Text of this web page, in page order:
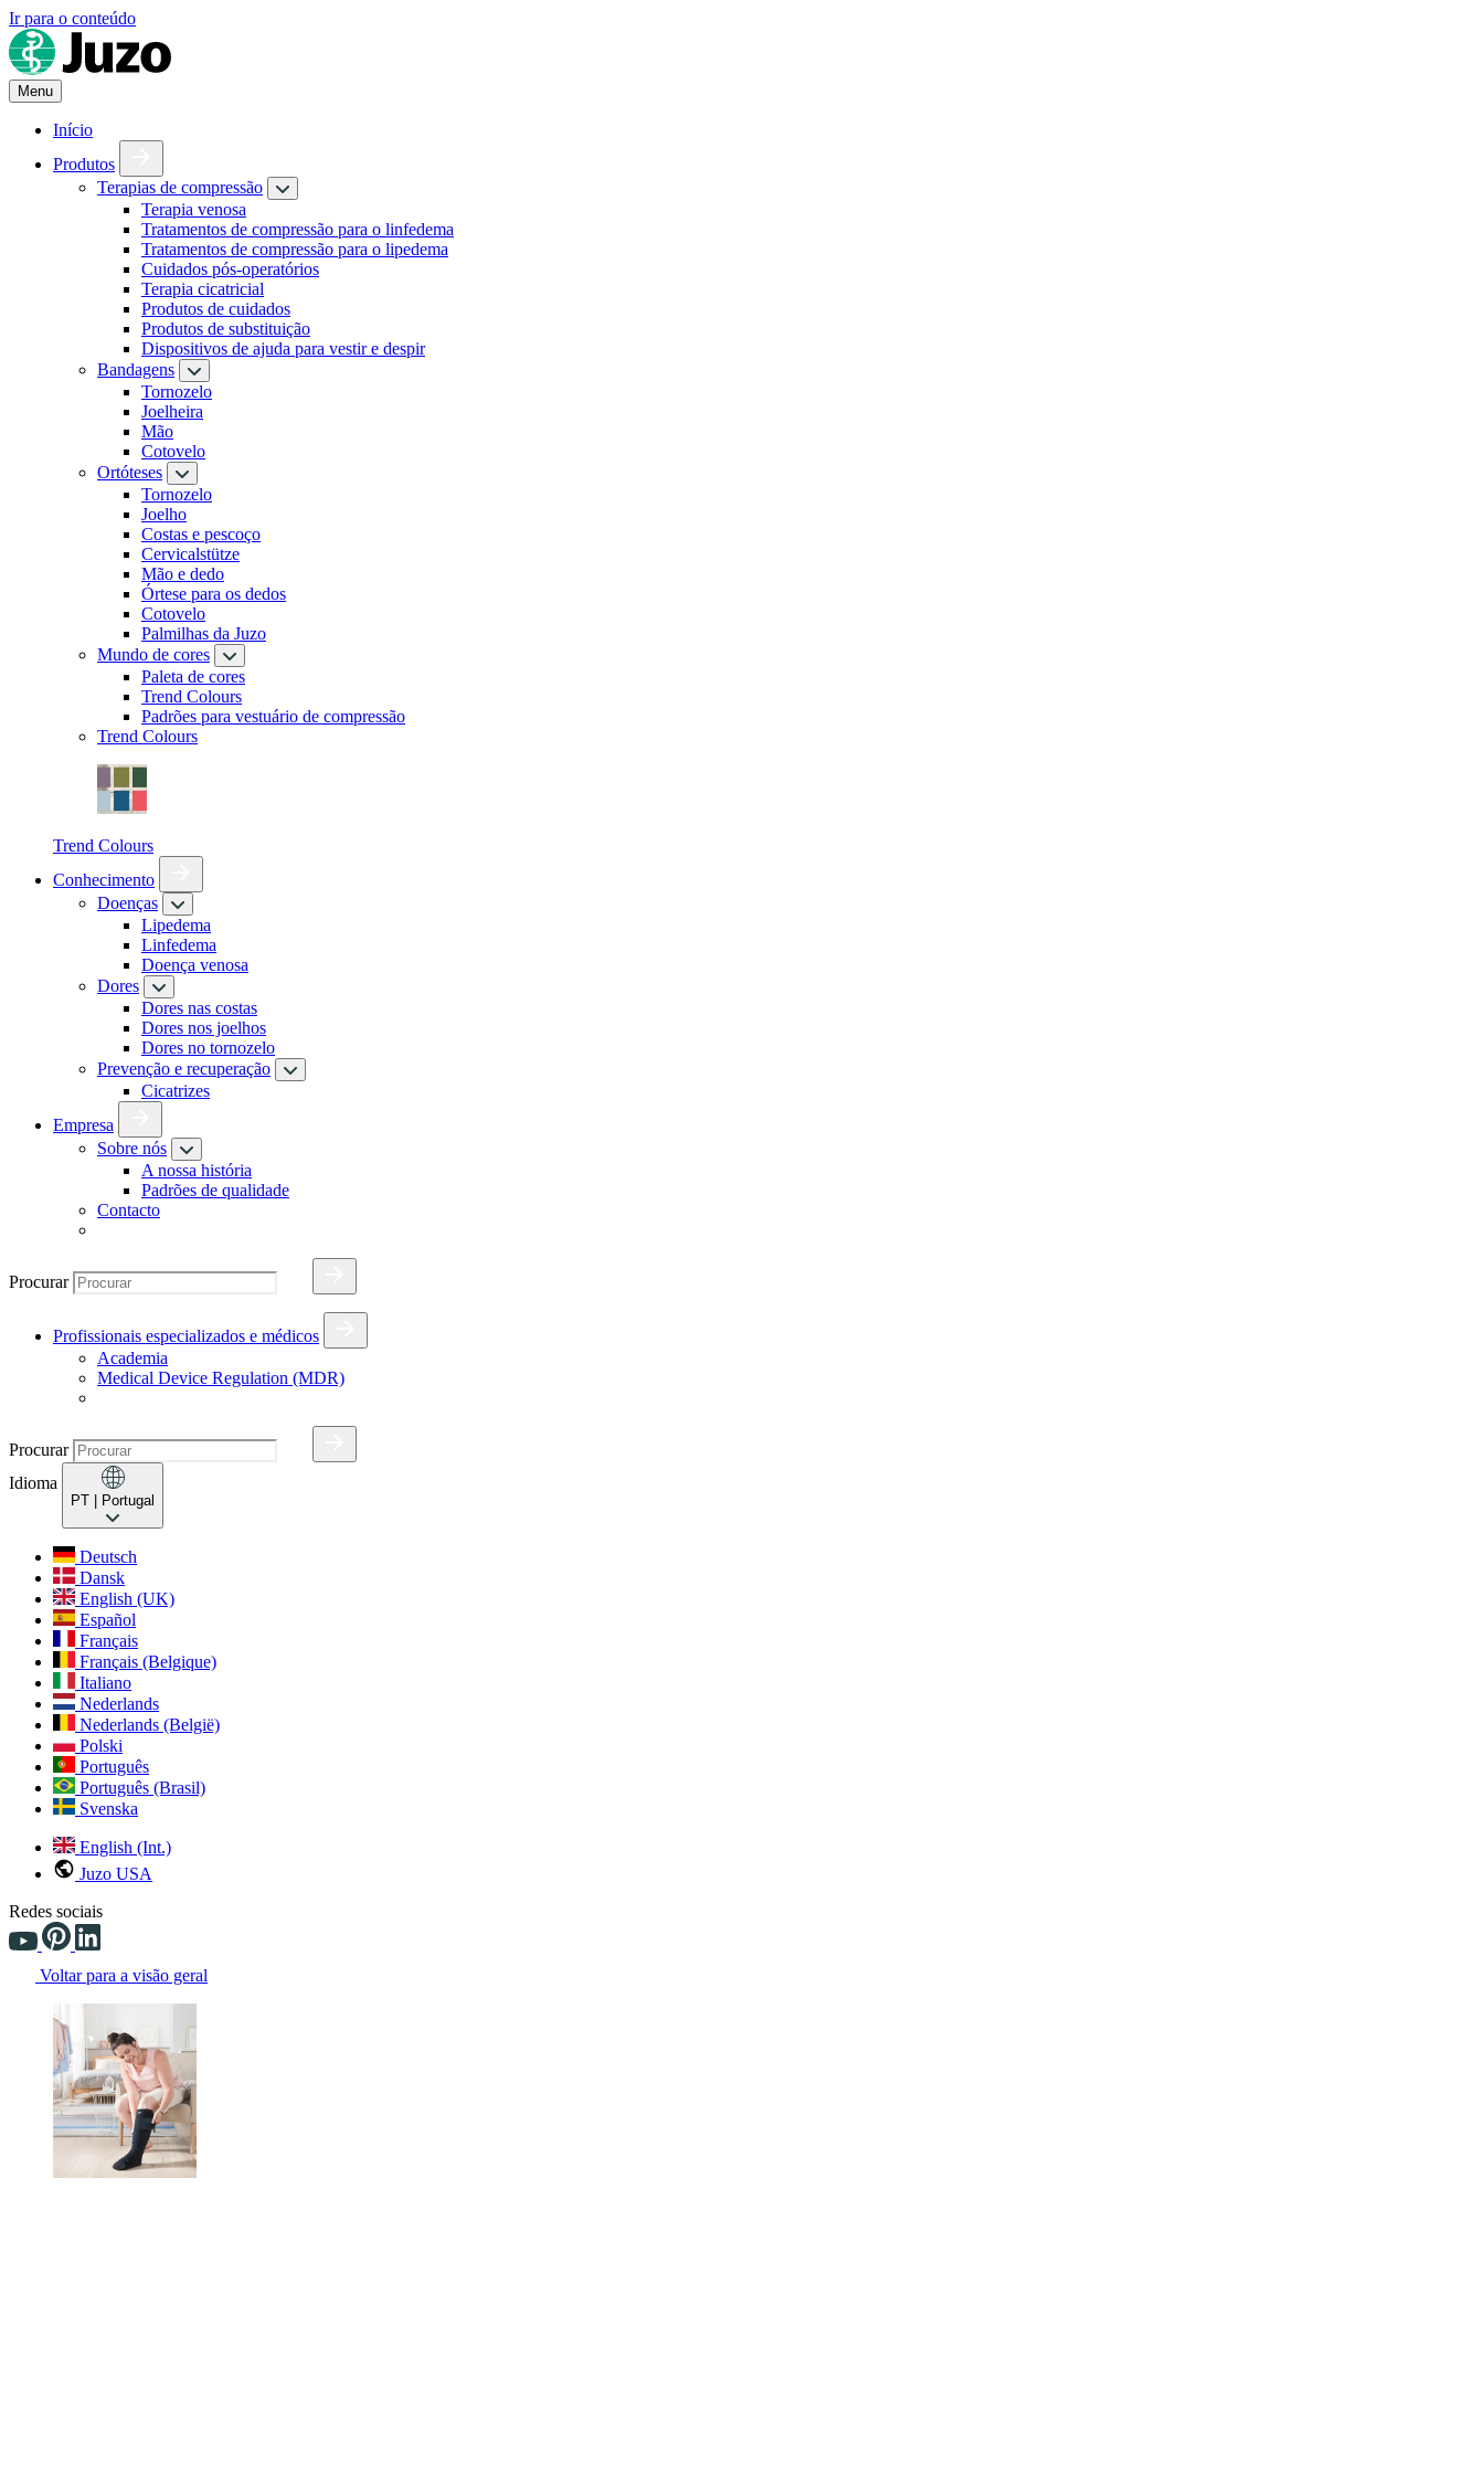
Ir para o conteúdo
Menu
Início
Produtos
Terapias de compressão
Terapia venosa
Tratamentos de compressão para o linfedema
Tratamentos de compressão para o lipedema
Cuidados pós-operatórios
Terapia cicatricial
Produtos de cuidados
Produtos de substituição
Dispositivos de ajuda para vestir e despir
Bandagens
Tornozelo
Joelheira
Mão
Cotovelo
Ortóteses
Tornozelo
Joelho
Costas e pescoço
Cervicalstütze
Mão e dedo
Órtese para os dedos
Cotovelo
Palmilhas da Juzo
Mundo de cores
Paleta de cores
Trend Colours
Padrões para vestuário de compressão
Trend Colours
Trend Colours
Conhecimento
Doenças
Lipedema
Linfedema
Doença venosa
Dores
Dores nas costas
Dores nos joelhos
Dores no tornozelo
Prevenção e recuperação
Cicatrizes
Empresa
Sobre nós
A nossa história
Padrões de qualidade
Contacto
Procurar
Profissionais especializados e médicos
Academia
Medical Device Regulation (MDR)
Procurar
Idioma
PT | Portugal
Deutsch
Dansk
English (UK)
Español
Français
Français (Belgique)
Italiano
Nederlands
Nederlands (België)
Polski
Português
Português (Brasil)
Svenska
English (Int.)
Juzo USA
Redes sociais
Voltar para a visão geral